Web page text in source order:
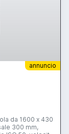
annuncio
da 1600 x 430
300 mm,